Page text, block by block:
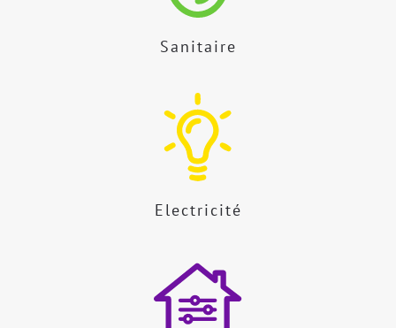
Sanitaire
Electricité